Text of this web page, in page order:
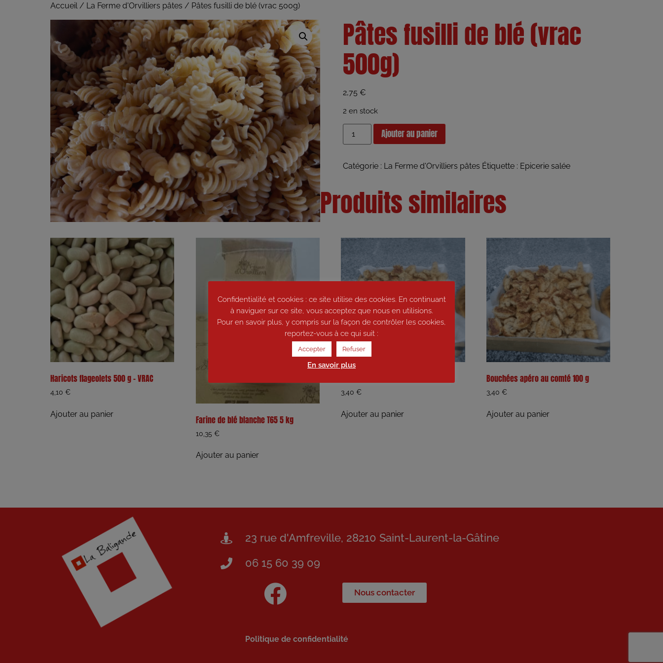
Accueil/ La Ferme d'Orvilliers pâtes / Pâtes fusilli de blé (vrac 500g)
Pâtes fusilli de blé (vrac
500g)
2,75 €
2 en stock
Ajouter au panier
Catégorie : La Ferme d'Orvilliers pâtes Étiquette : Epicerie salée
Produits similaires
Haricots flageolets 500 g – VRAC
4,10 €
Ajouter au panier Farine de blé blanche T65 5 kg
10,35 €
Ajouter au panier
3,40€
Ajouter au panier
Bouchées apéro au comté 100 g
3,40€
Ajouter au panier
23 rue d'Amfreville, 28210 Saint-Laurent-la-Gâtine
06 15 60 39 09
Nous contacter
Politique de confidentialité
Confidentialité et cookies : ce site utilise des cookies. En continuant
à naviguer sur ce site, vous acceptez que nous en utilisions.
Pour en savoir plus, y compris sur la façon de contrôler les cookies,
reportez-vous à ce qui suit :
Accepter Refuser
En savoir plus